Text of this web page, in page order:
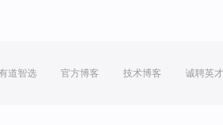
道智选 官方博客 技术博客 诚聘英才